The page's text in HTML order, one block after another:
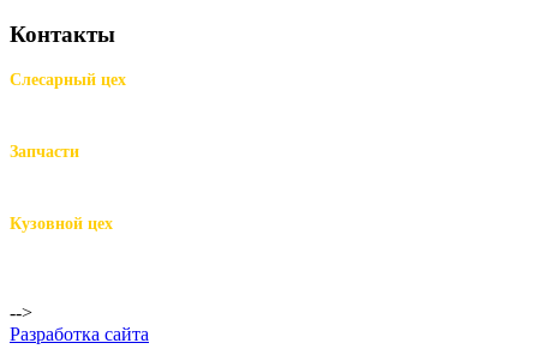
Контакты
Слесарный цех
Запчасти
Кузовной цех
-->
Разработка сайта